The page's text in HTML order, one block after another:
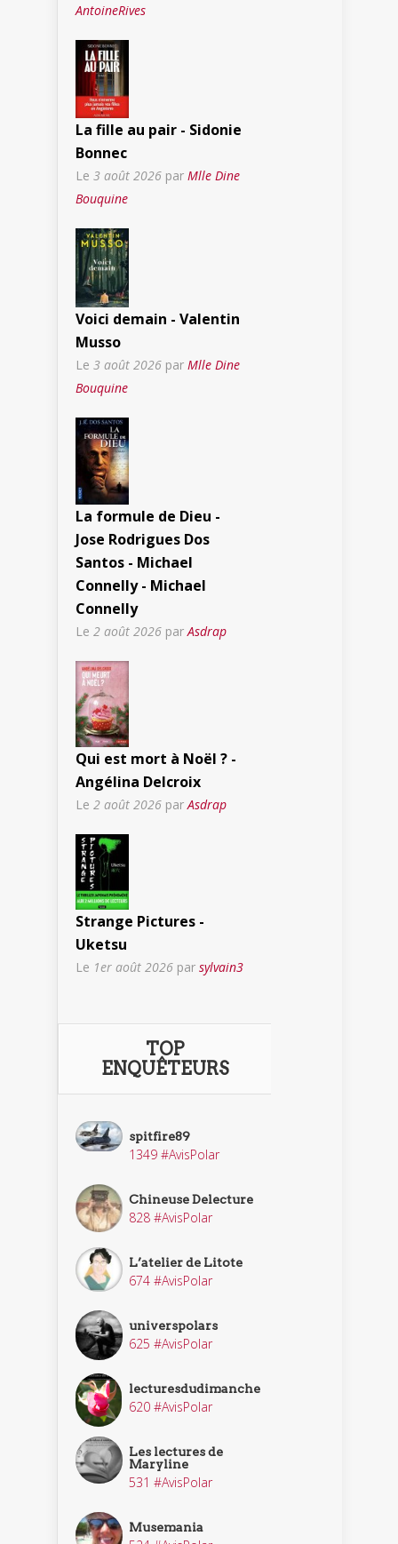
AntoineRives
La fille au pair - Sidonie
Bonnec
Le 3 août 2026 par Mlle Dine
Bouquine
Voici demain - Valentin
Musso
Le 3 août 2026 par Mlle Dine
Bouquine
La formule de Dieu -
Jose Rodrigues Dos
Santos - Michael
Connelly - Michael
Connelly
Le 2 août 2026 parAsdrap
Qui est mort à Noël ? -
Angélina Delcroix
Le 2 août 2026 par Asdrap
Strange Pictures -
Uketsu
Le 1er août 2026 par sylvain3
TOP
ENQUÊTEURS
spitfire89
1349 #AvisPolar
Chineuse Delecture
828 #AvisPolar
L’atelier de Litote
674 #AvisPolar
universpolars
625 #AvisPolar
lecturesdudimanche
620 #AvisPolar
Les lectures de
Maryline
531 #AvisPolar
Musemania